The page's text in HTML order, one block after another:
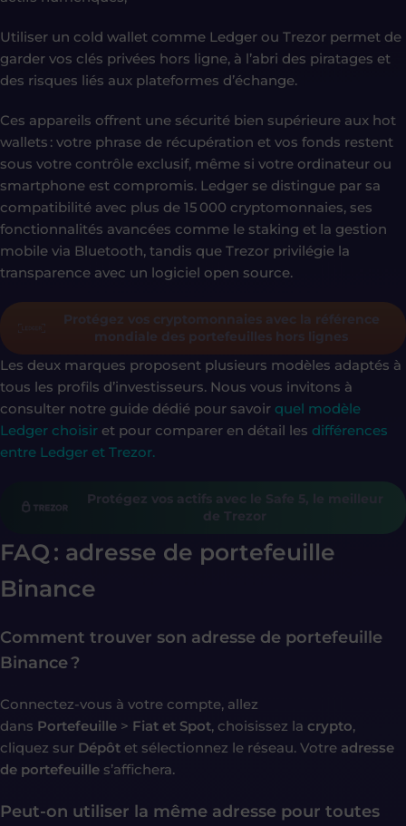
Utiliser un cold wallet comme Ledger ou Trezor permet de
garder vos clés privées hors ligne, à l’abri des piratages et
des risques liés aux plateformes d’échange.
Ces appareils offrent une sécurité bien supérieure aux hot
wallets : votre phrase de récupération et vos fonds restent
sous votre contrôle exclusif, même si votre ordinateur ou
smartphone est compromis. Ledger se distingue par sa
compatibilité avec plus de 15 000 cryptomonnaies, ses
fonctionnalités avancées comme le staking et la gestion
mobile via Bluetooth, tandis que Trezor privilégie la
transparence avec un logiciel open source.
Protégez vos cryptomonnaies avec la référence
mondiale des portefeuilles hors lignes
Les deux marques proposent plusieurs modèles adaptés à
tous les profils d’investisseurs. Nous vous invitons à
consulter notre guide dédié pour savoir quel modèle
Ledger choisir et pour comparer en détail les différences
entre Ledger et Trezor.
Protégez vos actifs avec le Safe 5, le meilleur
de Trezor
FAQ : adresse de portefeuille
Binance
Comment trouver son adresse de portefeuille
Binance ?
Connectez-vous à votre compte, allez
dans Portefeuille > Fiat et Spot, choisissez la crypto,
cliquez sur Dépôt et sélectionnez le réseau. Votre adresse
de portefeuille s’affichera.
Peut-on utiliser la même adresse pour toutes